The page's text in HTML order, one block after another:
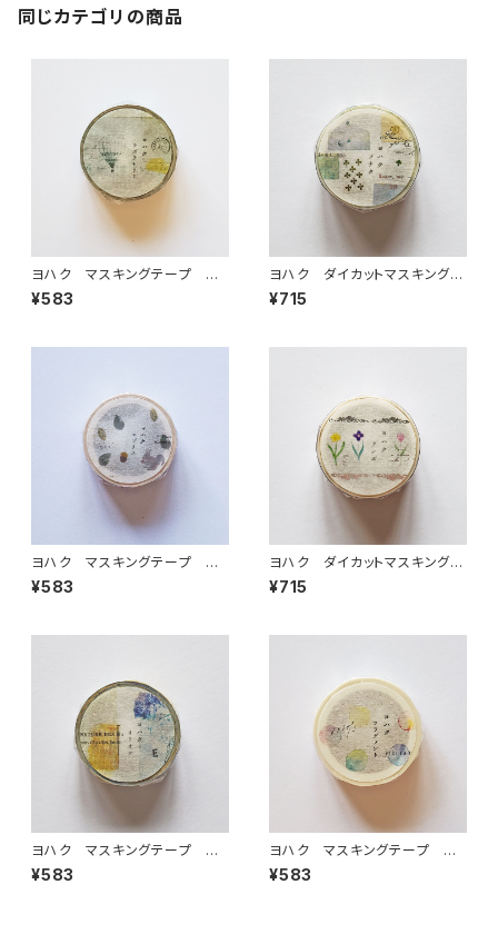
同じカテゴリの商品
ヨハク マスキングテープ ラ
ボラトリー Y-189
¥583
ヨハク ダイカットマスキングテ
ープ ソナタ YD-006
¥715
ヨハク マスキングテープ エ
ゾリス Y-190
¥583
ヨハク ダイカットマスキングテ
ープ テンポ YD-003
¥715
ヨハク マスキングテープ オ
リオン Y-187
¥583
ヨハク マスキングテープ フ
ラグメント Y-185
¥583